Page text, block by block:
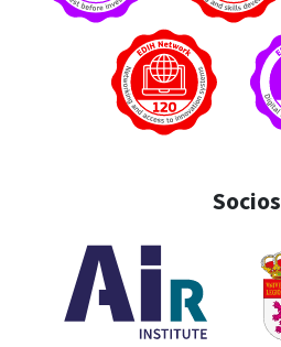
Socios